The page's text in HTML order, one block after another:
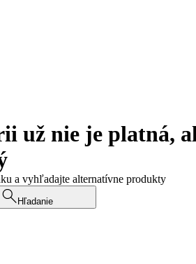
už nie je platná,
a vyhľadajte alternatívne produkty
Hľadanie